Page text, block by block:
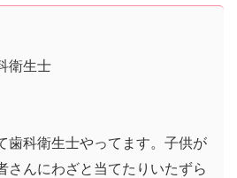
衛生士
歯科衛生士やってます。子供が
さんにわざと当てたりいたずら